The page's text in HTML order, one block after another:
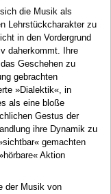
die Musik als
Lehrstückcharakter zu
in den Vordergrund
daherkommt. Ihre
Geschehen zu
gebrachten
»Dialektik«, in
als eine bloße
Gestus der
ihre Dynamik zu
gemachten
Aktion
der Musik von